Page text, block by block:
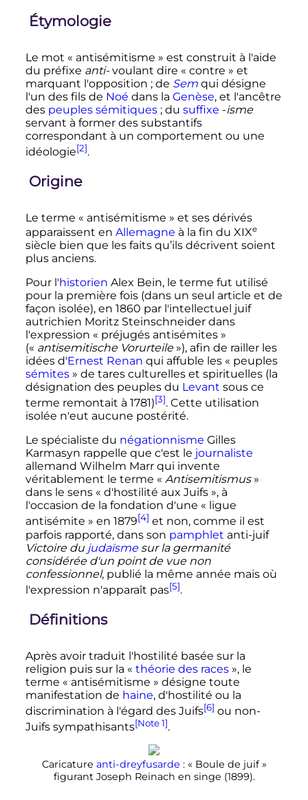
Étymologie
Le mot « antisémitisme » est construit à l'aide
du préfixe anti-voulant dire « contre » et
marquant l'opposition ; de Semqui désigne
l'un des fils de Noé dans la Genèse, et l'ancêtre
des peuples sémitiques ; du suffixe -isme
servant à former des substantifs
correspondant à un comportement ou une
idéologie[2].
Origine
Le terme « antisémitisme » et ses dérivés
apparaissent en Allemagne à la fin du XIXe
siècle bien que les faits qu’ils décrivent soient
plus anciens.
Pour l'historien Alex Bein, le terme fut utilisé
pour la première fois (dans un seul article et de
façon isolée), en 1860 par l'intellectuel juif
autrichien Moritz Steinschneider dans
l'expression « préjugés antisémites »
(« antisemitische Vorurteile »), afin de railler les
idées d'Ernest Renan qui affuble les « peuples
sémites » de tares culturelles et spirituelles (la
désignation des peuples du Levant sous ce
terme remontait à 1781)[3]. Cette utilisation
isolée n'eut aucune postérité.
Le spécialiste du négationnisme Gilles
Karmasyn rappelle que c'est le journaliste
allemand Wilhelm Marr qui invente
véritablement le terme « Antisemitismus »
dans le sens « d'hostilité aux Juifs », à
l'occasion de la fondation d'une « ligue
antisémite » en 1879[4] et non, comme il est
parfois rapporté, dans son pamphlet anti-juif
Victoire du judaïsmesur la germanité
considérée d'un point de vue non
confessionnel, publié la même année mais où
l'expression n'apparaît pas[5].
Définitions
Après avoir traduit l'hostilité basée sur la
religion puis sur la « théorie des races », le
terme « antisémitisme » désigne toute
manifestation de haine, d'hostilité ou la
discrimination à l'égard des Juifs[6] ou non-
Juifs sympathisants[Note 1].
Caricature anti-dreyfusarde : « Boule de juif »
figurant Joseph Reinach en singe (1899).